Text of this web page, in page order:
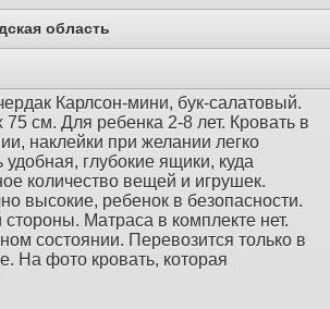
область
Карлсон-мини, бук-салатовый.
см. Для ребенка 2-8 лет. Кровать в
наклейки при желании легко
глубокие ящики, куда
количество вещей и игрушек.
высокие, ребенок в безопасности.
Матраса в комплекте нет.
состоянии. Перевозится только в
На фото кровать, которая